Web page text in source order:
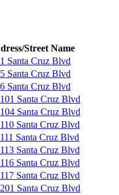
Street Name
Santa Cruz Blvd
Santa Cruz Blvd
Santa Cruz Blvd
Santa Cruz Blvd
Santa Cruz Blvd
Santa Cruz Blvd
Santa Cruz Blvd
Santa Cruz Blvd
Santa Cruz Blvd
Santa Cruz Blvd
Santa Cruz Blvd